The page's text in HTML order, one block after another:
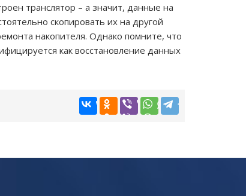
транслятор – а значит, данные на
скопировать их на другой
накопителя. Однако помните, что
как восстановление данных